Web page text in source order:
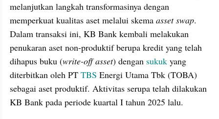
melanjutkan langkah transformasinya dengan
memperkuat kualitas aset melalui skema asset swap.
Dalam transaksi ini, KB Bank kembali melakukan
penukaran aset non-produktif berupa kredit yang telah
dihapus buku (write-off asset) dengan sukuk yang
diterbitkan oleh PT TBS Energi Utama Tbk (TOBA)
sebagai aset produktif. Aktivitas serupa telah dilakukan
KB Bank pada periode kuartal I tahun 2025 lalu.